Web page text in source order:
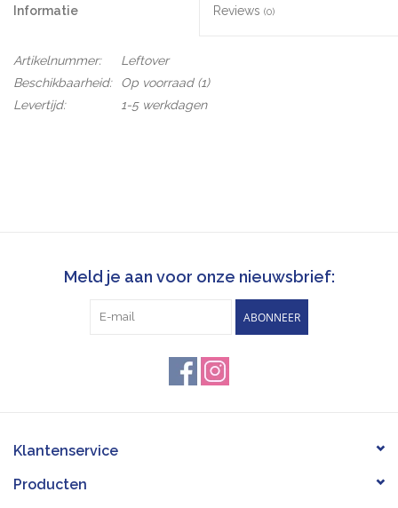
Informatie Reviews (0)
Artikelnummer:
Leftover
Beschikbaarheid:
Op voorraad(1)
Levertijd:
1-5 werkdagen
Meld je aan voor onze nieuwsbrief:
ABONNEER
Klantenservice
Producten